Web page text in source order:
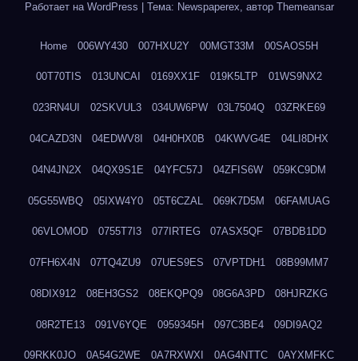
Работает на WordPress Тема: Newspaperex, автор Themeansar
Home 006WY430 007HXU2Y 00MGT33M 00SAOS5H
00T70TIS 013UNCAI 0169XX1F 019K5LTP 01WS9NX2
023RN4UI 02SKVUL3 034UW6PW 03L7504Q 03ZRKE69
04CAZD3N 04EDWV8I 04H0HX0B 04KWVG4E 04LI8DHX
04N4JN2X 04QX9S1E 04YFC57J 04ZFIS6W 059KC9DM
05G55WBQ 05IXW4Y0 05T6CZAL 069K7D5M 06FAMUAG
06VLOMOD 0755T7I3 077IRTEG 07ASX5QF 07BDB1DD
07FH6X4N 07TQ4ZU9 07UES9ES 07VPTDH1 08B99MM7
08DIX912 08EH3GS2 08EKQPQ9 08G6A3PD 08HJRZKG
08R2TE13 091V6YQE 0959345H 097C3BE4 09DI9AQ2
09RKK0JO 0A54G2WE 0A7RXWXI 0AG4NTTC 0AYXMFKC